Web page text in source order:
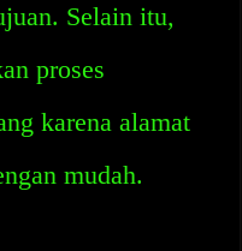
Selain itu,
proses
karena alamat
mudah.